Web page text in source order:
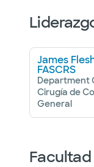
James
FASCRS
Department
Cirugía de
General
Facultad